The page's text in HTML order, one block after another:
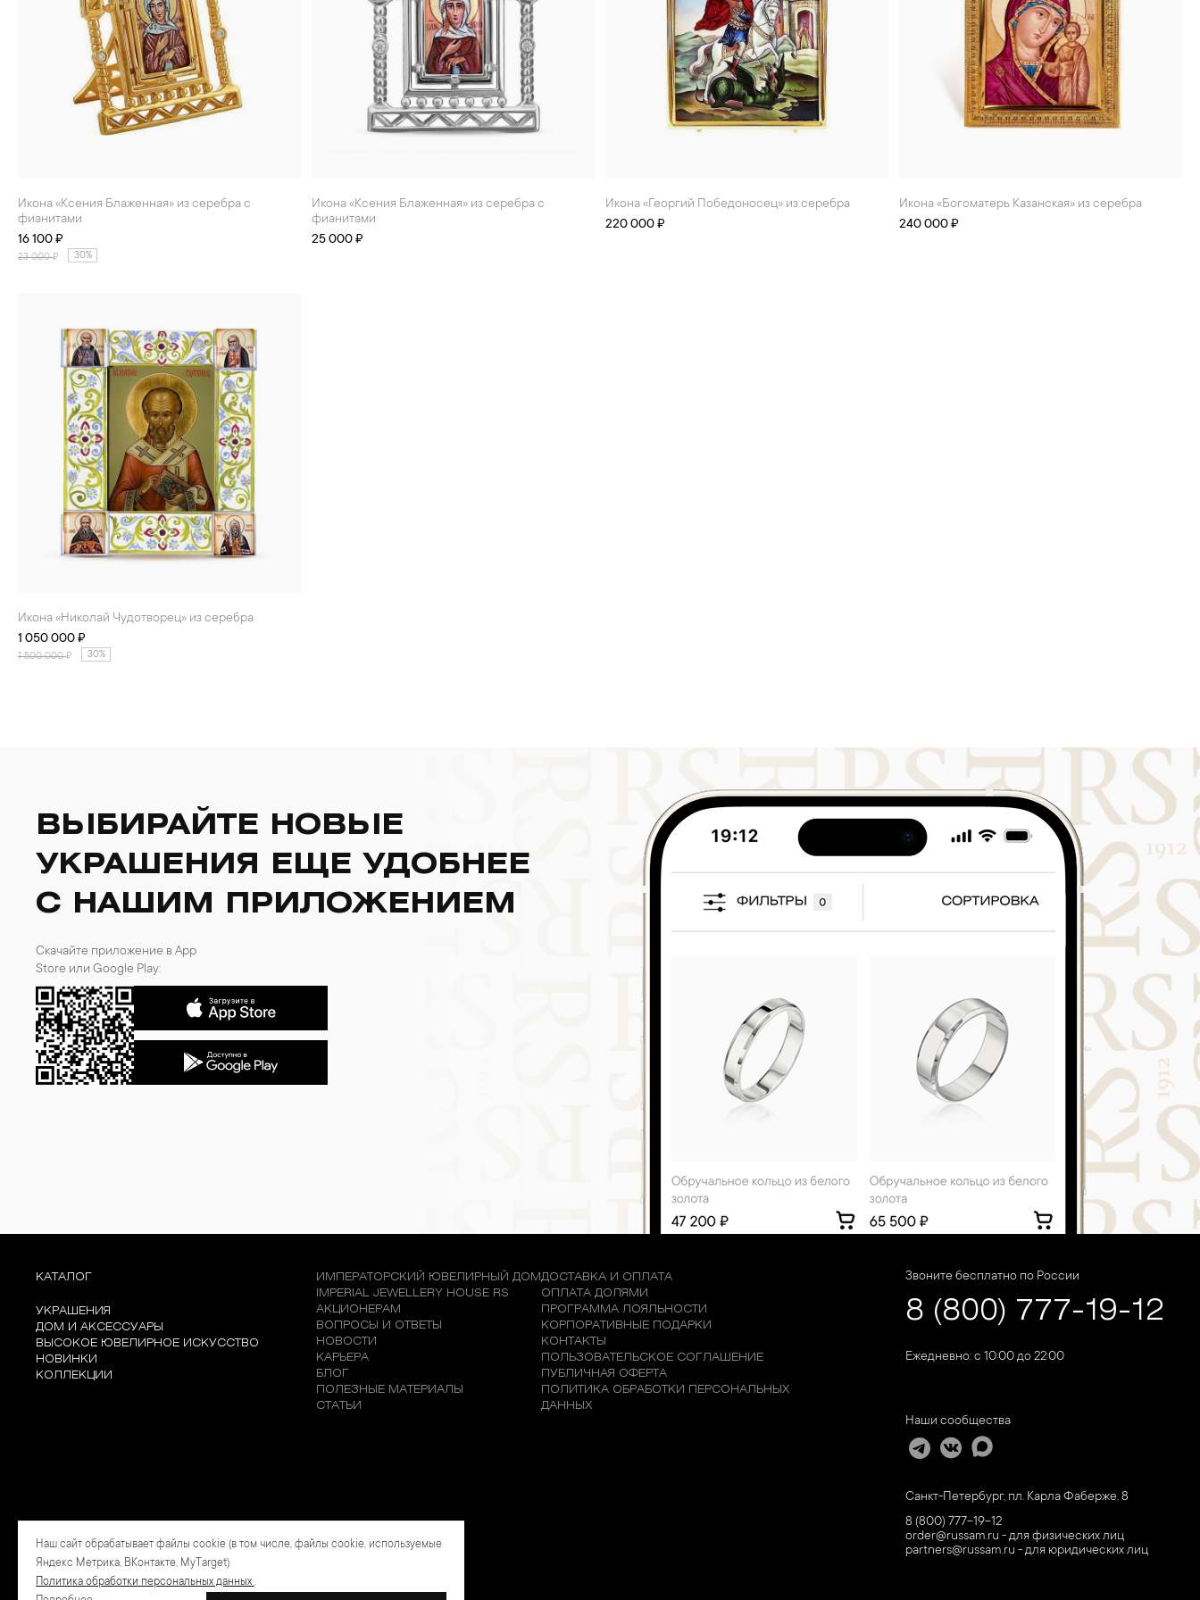
Икона «Ксения Блаженная» из серебра с
фианитами
16 100 ₽
23 000₽ 30%
Икона «Ксения Блаженная» из серебра с
фианитами
25 000 ₽
Икона «Георгий Победоносец» из серебра
220 000 ₽
Икона «Богоматерь Казанская» из серебра
240 000 ₽
Икона «Николай Чудотворец» из серебра
1 050 000 ₽
1 500 000₽ 30%
ВЫБИРАЙТЕ НОВЫЕ
УКРАШЕНИЯ ЕЩЕ УДОБНЕЕ
С НАШИМ ПРИЛОЖЕНИЕМ
Скачайте приложение в App
Store или Google Play:
КАТАЛОГ
УКРАШЕНИЯ
ДОМ И АКСЕССУАРЫ
ВЫСОКОЕ ЮВЕЛИРНОЕ ИСКУССТВО
НОВИНКИ
КОЛЛЕКЦИИ
ИМПЕРАТОРСКИЙ ЮВЕЛИРНЫЙ ДОМ
IMPERIAL JEWELLERY HOUSE RS
АКЦИОНЕРАМ
ВОПРОСЫ И ОТВЕТЫ
НОВОСТИ
КАРЬЕРА
БЛОГ
ПОЛЕЗНЫЕ МАТЕРИАЛЫ
СТАТЬИ
ДОСТАВКА И ОПЛАТА
ОПЛАТА ДОЛЯМИ
ПРОГРАММА ЛОЯЛЬНОСТИ
КОРПОРАТИВНЫЕ ПОДАРКИ
КОНТАКТЫ
ПОЛЬЗОВАТЕЛЬСКОЕ СОГЛАШЕНИЕ
ПУБЛИЧНАЯ ОФЕРТА
ПОЛИТИКА ОБРАБОТКИ ПЕРСОНАЛЬНЫХ
ДАННЫХ
Звоните бесплатно по России
8 (800) 777-19-12
Ежедневно: с 10:00 до 22:00
Наши сообщества
Санкт-Петербург, пл. Карла Фаберже, 8
8 (800) 777-19-12
order@russam.ru - для физических лиц
partners@russam.ru - для юридических лиц
Наш сайт обрабатывает файлы cookie (в том числе, файлы cookie, используемые
Яндекс Метрика, ВКонтакте, MyTarget).
Политика обработки персональных данных .